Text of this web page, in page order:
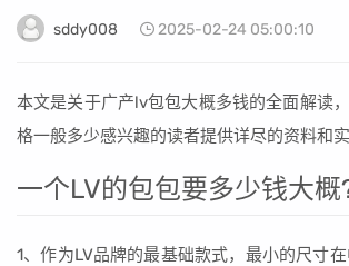
sddy008 2025-02-24 05:00:10
本文是关于广产lv包包大概多钱的全面解读
格一般多少感兴趣的读者提供详尽的资料和实
一个LV的包包要多少钱大概
1、作为LV品牌的最基础款式，最小的尺寸